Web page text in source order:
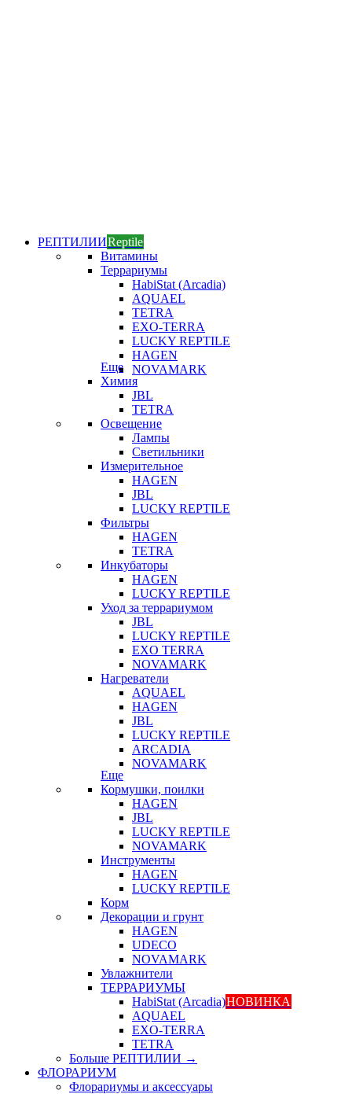
РЕПТИЛИИReptile
Витамины
Террариумы
HabiStat (Arcadia)
AQUAEL
TETRA
EXO-TERRA
LUCKY REPTILE
HAGEN
NOVAMARK
Еще
Химия
JBL
TETRA
Освещение
Лампы
Светильники
Измерительное
HAGEN
JBL
LUCKY REPTILE
Фильтры
HAGEN
TETRA
Инкубаторы
HAGEN
LUCKY REPTILE
Уход за террариумом
JBL
LUCKY REPTILE
EXO TERRA
NOVAMARK
Нагреватели
AQUAEL
HAGEN
JBL
LUCKY REPTILE
ARCADIA
NOVAMARK
Еще
Кормушки, поилки
HAGEN
JBL
LUCKY REPTILE
NOVAMARK
Инструменты
HAGEN
LUCKY REPTILE
Корм
Декорации и грунт
HAGEN
UDECO
NOVAMARK
Увлажнители
ТЕРРАРИУМЫ
HabiStat (Arcadia)НОВИНКА
AQUAEL
EXO-TERRA
TETRA
Больше РЕПТИЛИИ →
ФЛОРАРИУМ
Флорариумы и аксессуары